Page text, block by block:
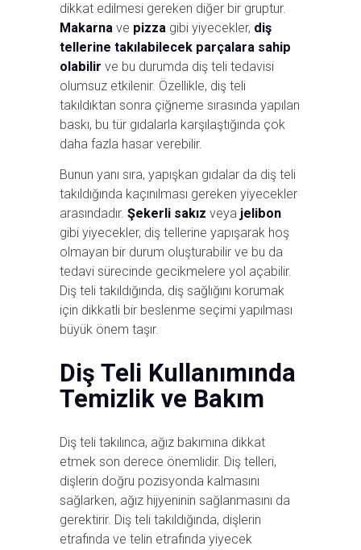
dikkat edilmesi gereken diğer bir gruptur.
Makarna ve pizza gibi yiyecekler, diş
tellerine takılabilecek parçalara sahip
olabilir ve bu durumda diş teli tedavisi
olumsuz etkilenir. Özellikle, diş teli
takıldıktan sonra çiğneme sırasında yapılan
baskı, bu tür gıdalarla karşılaştığında çok
daha fazla hasar verebilir.
Bunun yanı sıra, yapışkan gıdalar da diş teli
takıldığında kaçınılması gereken yiyecekler
arasındadır. Şekerli sakız veya jelibon
gibi yiyecekler, diş tellerine yapışarak hoş
olmayan bir durum oluşturabilir ve bu da
tedavi sürecin­de gecikmelere yol açabilir.
Diş teli takıldığında, diş sağlığını korumak
için dikkatli bir beslenme seçimi yapılması
büyük önem taşır.
Diş Teli Kullanımında
Temizlik ve Bakım
Diş teli takılınca, ağız bakımına dikkat
etmek son derece önemlidir. Diş telleri,
dişlerin doğru pozisyonda kalmasını
sağlarken, ağız hijyeninin sağlanmasını da
gerektirir. Diş teli takıldığında, dişlerin
etrafında ve telin etrafında yiyecek